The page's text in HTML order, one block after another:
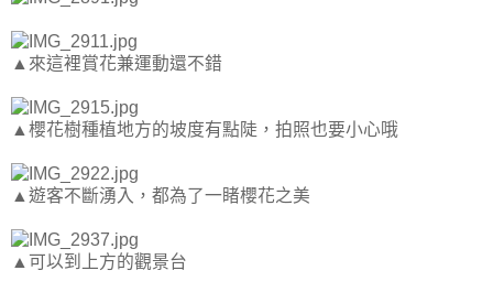
▲來這裡賞花兼運動還不錯
▲櫻花樹種植地方的坡度有點陡，拍照也要小心哦
▲遊客不斷湧入，都為了一睹櫻花之美
▲可以到上方的觀景台